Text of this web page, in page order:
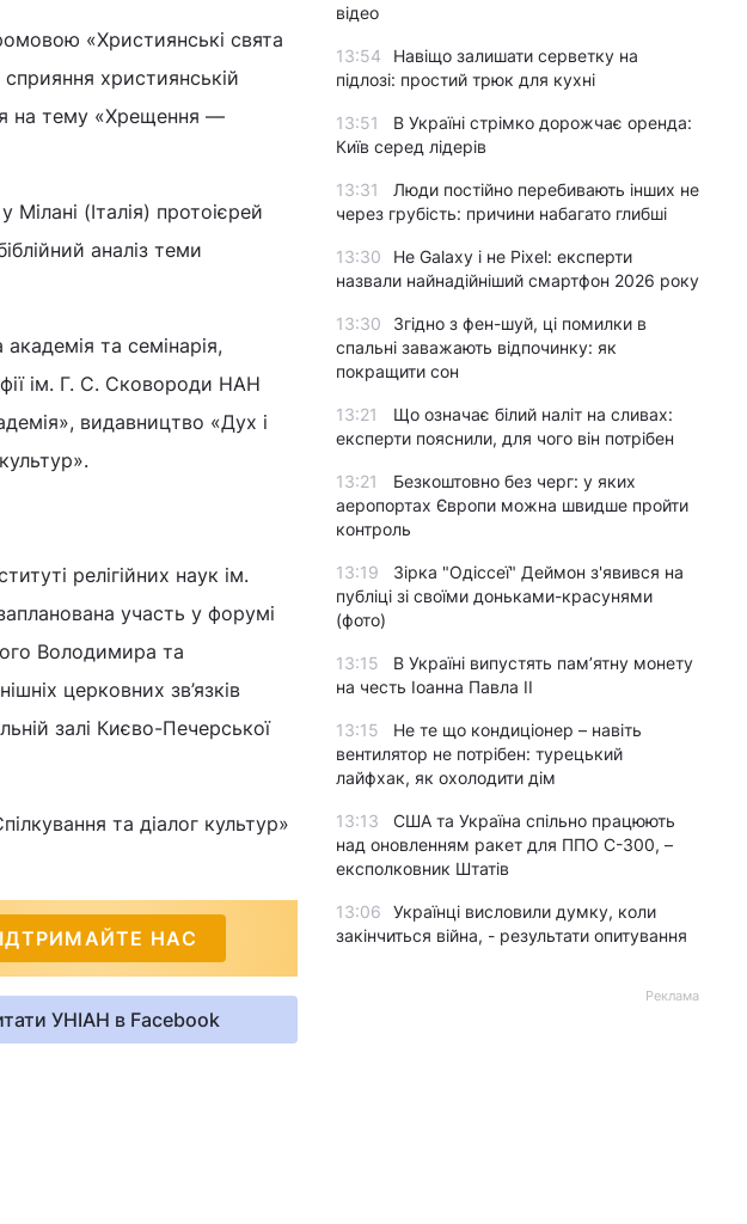
«Християнські свята
християнській
на тему «Хрещення ―
(Італія) протоієрей
аналіз теми
та семінарія,
ім. Г. С. Сковороди НАН
видавництво «Дух і
релігійних наук ім.
участь у форумі
Володимира та
церковних зв’язків
залі Києво-Печерської
та діалог культур»
НАС
УНІАН в Facebook
відео
13:54
Навіщо залишати серветку на
підлозі: простий трюк для кухні
13:51
В Україні стрімко дорожчає оренда:
Київ серед лідерів
13:31
Люди постійно перебивають інших не
через грубість: причини набагато глибші
13:30
Не Galaxy і не Pixel: експерти
назвали найнадійніший смартфон 2026 року
13:30
Згідно з фен-шуй, ці помилки в
спальні заважають відпочинку: як
покращити сон
13:21
Що означає білий наліт на сливах:
експерти пояснили, для чого він потрібен
13:21
Безкоштовно без черг: у яких
аеропортах Європи можна швидше пройти
контроль
13:19
Зірка "Одіссеї" Деймон з'явився на
публіці зі своїми доньками-красунями
(фото)
13:15
В Україні випустять пам’ятну монету
на честь Іоанна Павла II
13:15
Не те що кондиціонер – навіть
вентилятор не потрібен: турецький
лайфхак, як охолодити дім
13:13
США та Україна спільно працюють
над оновленням ракет для ППО С-300, –
експолковник Штатів
13:06
Українці висловили думку, коли
закінчиться війна, - результати опитування
Реклама